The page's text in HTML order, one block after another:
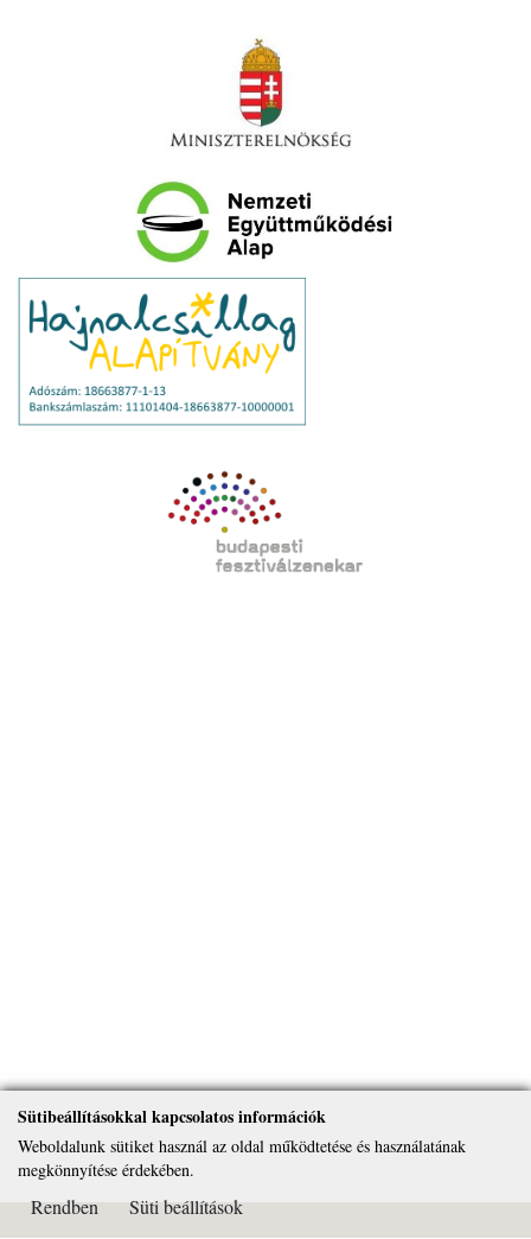
Sütibeállításokkal kapcsolatos információk
Weboldalunk sütiket használ az oldal működtetése és használatának
megkönnyítése érdekében.
Rendben Süti beállítások